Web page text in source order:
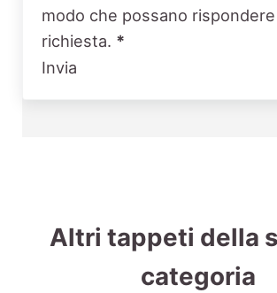
modo che possano rispondere
richiesta. *
Invia
Altri tappeti della
categoria